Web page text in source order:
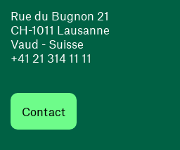
Rue du Bugnon 21
CH-1011 Lausanne
Vaud - Suisse
+41 21 314 11 11
Contact